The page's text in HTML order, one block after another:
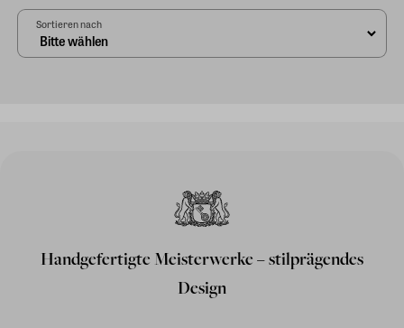
Sortieren nach
Handgefertigte Meisterwerke – stilprägendes
Design